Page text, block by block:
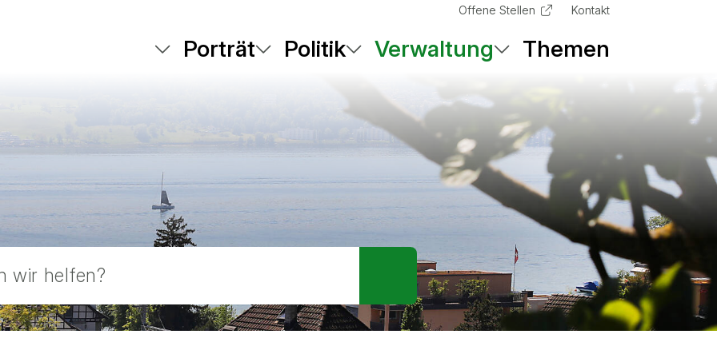
Metanavigation
Offene Stellen Kontakt
Porträt Politik Verwaltung Themen
wir helfen? Suche starten
Dienstleistungen
Kontakt